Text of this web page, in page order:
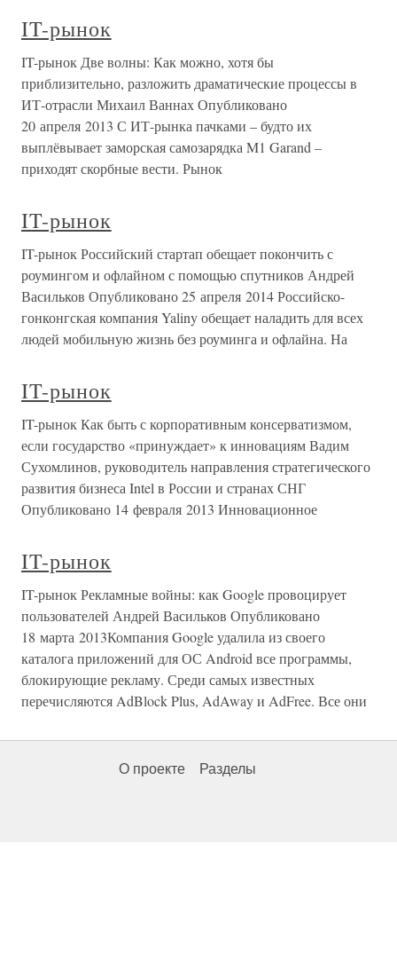
IT-рынок
IT-рынок Две волны: Как можно, хотя бы
приблизительно, разложить драматические процессы в
ИТ-отрасли Михаил Ваннах Опубликовано
20 апреля 2013 С ИТ-рынка пачками – будто их
выплёвывает заморская самозарядка M1 Garand –
приходят скорбные вести. Рынок
IT-рынок
IT-рынок Российский стартап обещает покончить с
роумингом и офлайном с помощью спутников Андрей
Васильков Опубликовано 25 апреля 2014 Российско-
гонконгская компания Yaliny обещает наладить для всех
людей мобильную жизнь без роуминга и офлайна. На
IT-рынок
IT-рынок Как быть с корпоративным консерватизмом,
если государство «принуждает» к инновациям Вадим
Сухомлинов, руководитель направления стратегического
развития бизнеса Intel в России и странах СНГ
Опубликовано 14 февраля 2013 Инновационное
IT-рынок
IT-рынок Рекламные войны: как Google провоцирует
пользователей Андрей Васильков Опубликовано
18 марта 2013Компания Google удалила из своего
каталога приложений для ОС Android все программы,
блокирующие рекламу. Среди самых известных
перечисляются AdBlock Plus, AdAway и AdFree. Все они
О проекте Разделы